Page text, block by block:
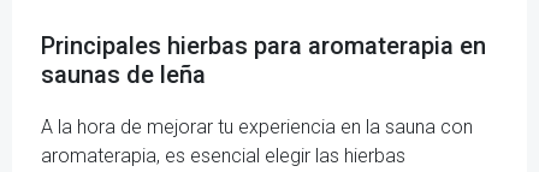
Principales hierbas para aromaterapia en
saunas de leña
A la hora de mejorar tu experiencia en la sauna con
aromaterapia, es esencial elegir las hierbas